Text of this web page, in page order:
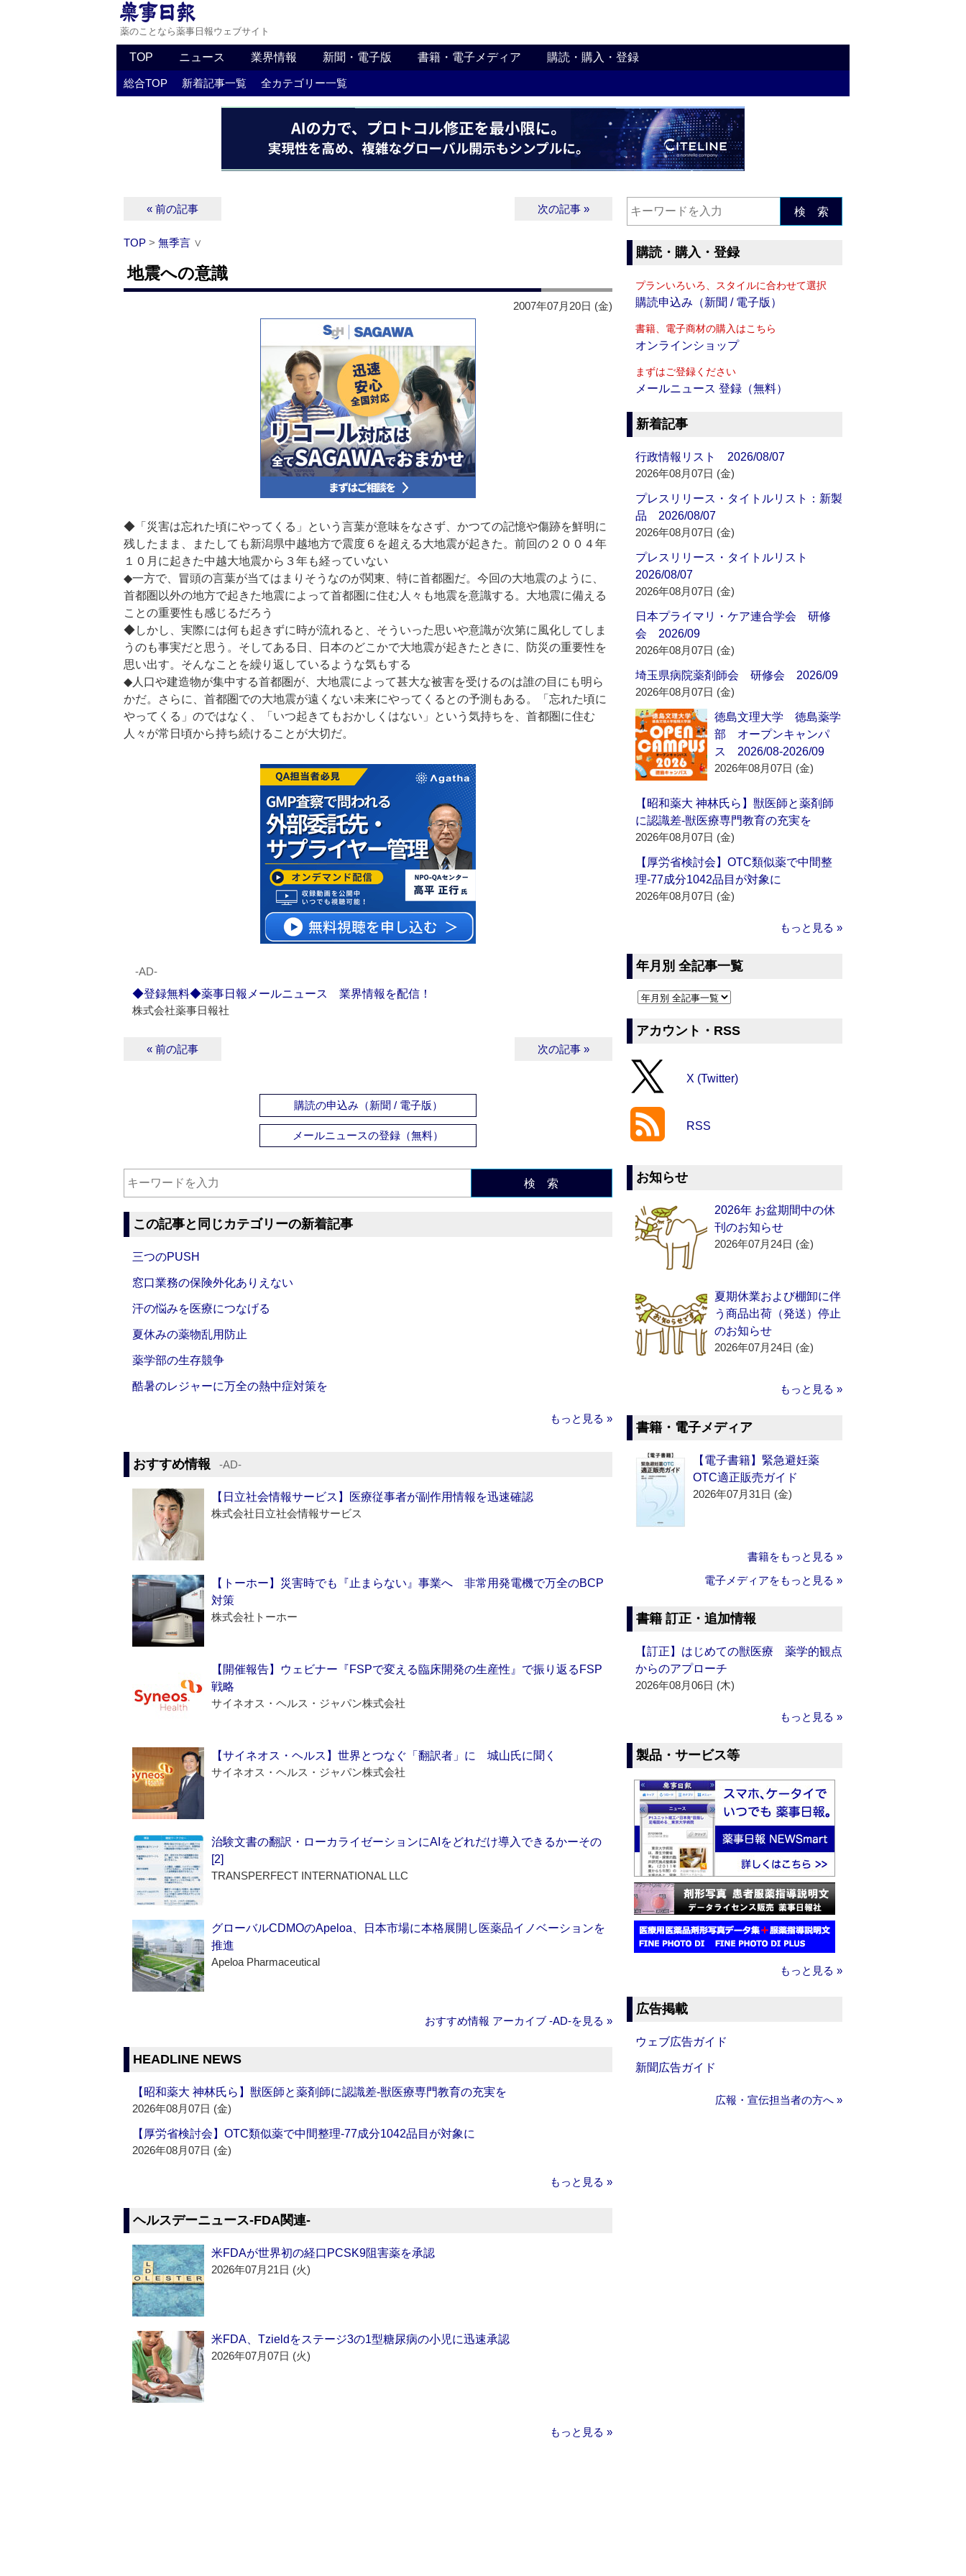
薬のことなら薬事日報ウェブサイト
TOP ニュース 業界情報 新聞・電子版 書籍・電子メディア 購読・購入・登録
総合TOP 新着記事一覧 全カテゴリー一覧
« 前の記事 次の記事 »
TOP > 無季言 ∨
地震への意識
2007年07月20日 (金)
◆「災害は忘れた頃にやってくる」という言葉が意味をなさず、かつての記憶や傷跡を鮮明に
残したまま、またしても新潟県中越地方で震度６を超える大地震が起きた。前回の２００４年
１０月に起きた中越大地震から３年も経っていない
◆一方で、冒頭の言葉が当てはまりそうなのが関東、特に首都圏だ。今回の大地震のように、
首都圏以外の地方で起きた地震によって首都圏に住む人々も地震を意識する。大地震に備える
ことの重要性も感じるだろう
◆しかし、実際には何も起きずに時が流れると、そういった思いや意識が次第に風化してしま
うのも事実だと思う。そしてある日、日本のどこかで大地震が起きたときに、防災の重要性を
思い出す。そんなことを繰り返しているような気もする
◆人口や建造物が集中する首都圏が、大地震によって甚大な被害を受けるのは誰の目にも明ら
かだ。さらに、首都圏での大地震が遠くない未来にやってくるとの予測もある。「忘れた頃に
やってくる」のではなく、「いつ起きてもおかしくはない」という気持ちを、首都圏に住む
人々が常日頃から持ち続けることが大切だ。
‐AD‐
◆登録無料◆薬事日報メールニュース 業界情報を配信！
株式会社薬事日報社
« 前の記事 次の記事 »
購読の申込み（新聞 / 電子版）
メールニュースの登録（無料）
検 索
この記事と同じカテゴリーの新着記事
三つのPUSH
窓口業務の保険外化ありえない
汗の悩みを医療につなげる
夏休みの薬物乱用防止
薬学部の生存競争
酷暑のレジャーに万全の熱中症対策を
もっと見る »
おすすめ情報 ‐AD‐
【日立社会情報サービス】医療従事者が副作用情報を迅速確認
株式会社日立社会情報サービス
【トーホー】災害時でも『止まらない』事業へ 非常用発電機で万全のBCP
対策
株式会社トーホー
【開催報告】ウェビナー『FSPで変える臨床開発の生産性』で振り返るFSP
戦略
サイネオス・ヘルス・ジャパン株式会社
【サイネオス・ヘルス】世界とつなぐ「翻訳者」に 城山氏に聞く
サイネオス・ヘルス・ジャパン株式会社
治験文書の翻訳・ローカライゼーションにAIをどれだけ導入できるかーその
[2]
TRANSPERFECT INTERNATIONAL LLC
グローバルCDMOのApeloa、日本市場に本格展開し医薬品イノベーションを
推進
Apeloa Pharmaceutical
おすすめ情報 アーカイブ ‐AD‐を見る »
HEADLINE NEWS
【昭和薬大 神林氏ら】獣医師と薬剤師に認識差‐獣医療専門教育の充実を
2026年08月07日 (金)
【厚労省検討会】OTC類似薬で中間整理‐77成分1042品目が対象に
2026年08月07日 (金)
もっと見る »
ヘルスデーニュース‐FDA関連‐
米FDAが世界初の経口PCSK9阻害薬を承認
2026年07月21日 (火)
米FDA、Tzieldをステージ3の1型糖尿病の小児に迅速承認
2026年07月07日 (火)
もっと見る »
検 索
購読・購入・登録
プランいろいろ、スタイルに合わせて選択
購読申込み（新聞 / 電子版）
書籍、電子商材の購入はこちら
オンラインショップ
まずはご登録ください
メールニュース 登録（無料）
新着記事
行政情報リスト 2026/08/07
2026年08月07日 (金)
プレスリリース・タイトルリスト：新製
品 2026/08/07
2026年08月07日 (金)
プレスリリース・タイトルリスト
2026/08/07
2026年08月07日 (金)
日本プライマリ・ケア連合学会 研修
会 2026/09
2026年08月07日 (金)
埼玉県病院薬剤師会 研修会 2026/09
2026年08月07日 (金)
徳島文理大学 徳島薬学
部 オープンキャンパ
ス 2026/08-2026/09
2026年08月07日 (金)
【昭和薬大 神林氏ら】獣医師と薬剤師
に認識差‐獣医療専門教育の充実を
2026年08月07日 (金)
【厚労省検討会】OTC類似薬で中間整
理‐77成分1042品目が対象に
2026年08月07日 (金)
もっと見る »
年月別 全記事一覧
アカウント・RSS
X (Twitter)
RSS
お知らせ
2026年 お盆期間中の休
刊のお知らせ
2026年07月24日 (金)
夏期休業および棚卸に伴
う商品出荷（発送）停止
のお知らせ
2026年07月24日 (金)
もっと見る »
書籍・電子メディア
【電子書籍】緊急避妊薬
OTC適正販売ガイド
2026年07月31日 (金)
書籍をもっと見る »
電子メディアをもっと見る »
書籍 訂正・追加情報
【訂正】はじめての獣医療 薬学的観点
からのアプローチ
2026年08月06日 (木)
もっと見る »
製品・サービス等
もっと見る »
広告掲載
ウェブ広告ガイド
新聞広告ガイド
広報・宣伝担当者の方へ »